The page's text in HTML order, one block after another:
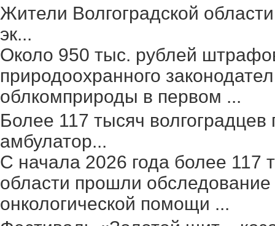
Жители Волгоградской
эк...
Около 950 тыс. рублей
природоохранного
облкомприроды в первом ...
Более 117 тысяч
амбулатор...
С начала 2026 года более 117
области прошли
онкологической помощи ...